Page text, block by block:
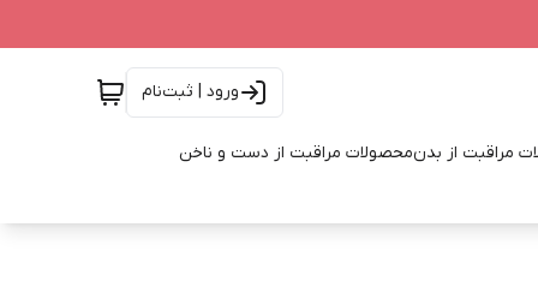
ورود | ثبت‌نام
مراقبت از بدنمحصولات مراقبت از دست و ناخن